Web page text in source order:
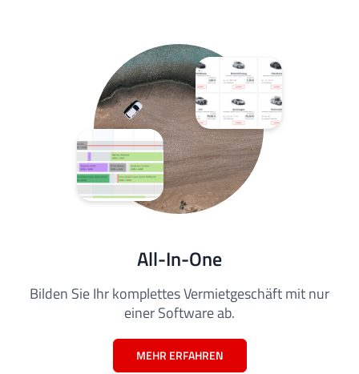
All-In-One
Bilden Sie Ihr komplettes Vermietgeschäft mit nur
einer Software ab.
MEHR ERFAHREN